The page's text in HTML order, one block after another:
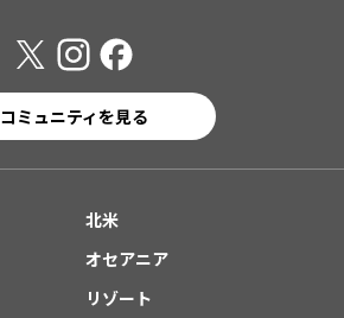
コミュニティを見る
北米
オセアニア
リゾート